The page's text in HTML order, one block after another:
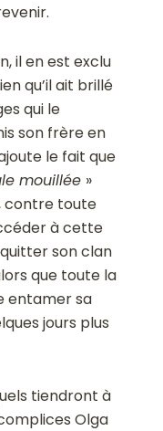
il en est exclu
qu’il ait brillé
qui le
son frère en
le fait que
mouillée »
contre toute
à cette
son clan
que toute la
entamer sa
jours plus
tiendront à
Olga